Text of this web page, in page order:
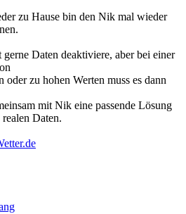
zu Hause bin den Nik mal wieder
Daten deaktiviere, aber bei einer
oder zu hohen Werten muss es dann
mit Nik eine passende Lösung
Daten.